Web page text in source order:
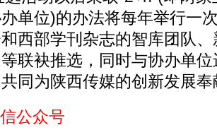
单位)的办法将每年举行一
西部学刊杂志的智库团队
联袂推选，同时与协办单
同为陕西传媒的创新发展
公众号